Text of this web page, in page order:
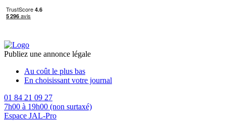
Publiez une annonce légale
Au coût le plus bas
En choisissant votre journal
01 84 21 09 27
7h00 à 19h00 (non surtaxé)
Espace JAL-Pro